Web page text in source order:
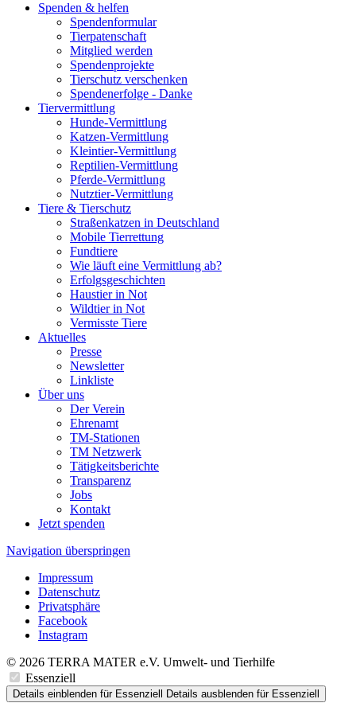
Spenden & helfen
Spendenformular
Tierpatenschaft
Mitglied werden
Spendenprojekte
Tierschutz verschenken
Spendenerfolge - Danke
Tiervermittlung
Hunde-Vermittlung
Katzen-Vermittlung
Kleintier-Vermittlung
Reptilien-Vermittlung
Pferde-Vermittlung
Nutztier-Vermittlung
Tiere & Tierschutz
Straßenkatzen in Deutschland
Mobile Tierrettung
Fundtiere
Wie läuft eine Vermittlung ab?
Erfolgsgeschichten
Haustier in Not
Wildtier in Not
Vermisste Tiere
Aktuelles
Presse
Newsletter
Linkliste
Über uns
Der Verein
Ehrenamt
TM-Stationen
TM Netzwerk
Tätigkeitsberichte
Transparenz
Jobs
Kontakt
Jetzt spenden
Navigation überspringen
Impressum
Datenschutz
Privatsphäre
Facebook
Instagram
© 2026 TERRA MATER e.V. Umwelt- und Tierhilfe
Essenziell
Details einblenden für Essenziell Details ausblenden für Essenziell